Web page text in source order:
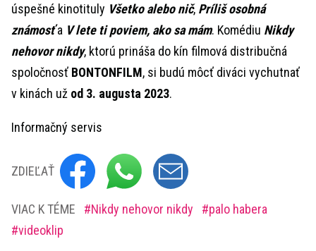
úspešné kinotituly Všetko alebo nič, Príliš osobná
známosťa V lete ti poviem, ako sa mám. Komédiu Nikdy
nehovor nikdy, ktorú prináša do kín filmová distribučná
spoločnosť BONTONFILM, si budú môcť diváci vychutnať
v kinách už od 3. augusta 2023.
Informačný servis
ZDIEĽAŤ
VIAC K TÉME Nikdy nehovor nikdy
palo habera
videoklip